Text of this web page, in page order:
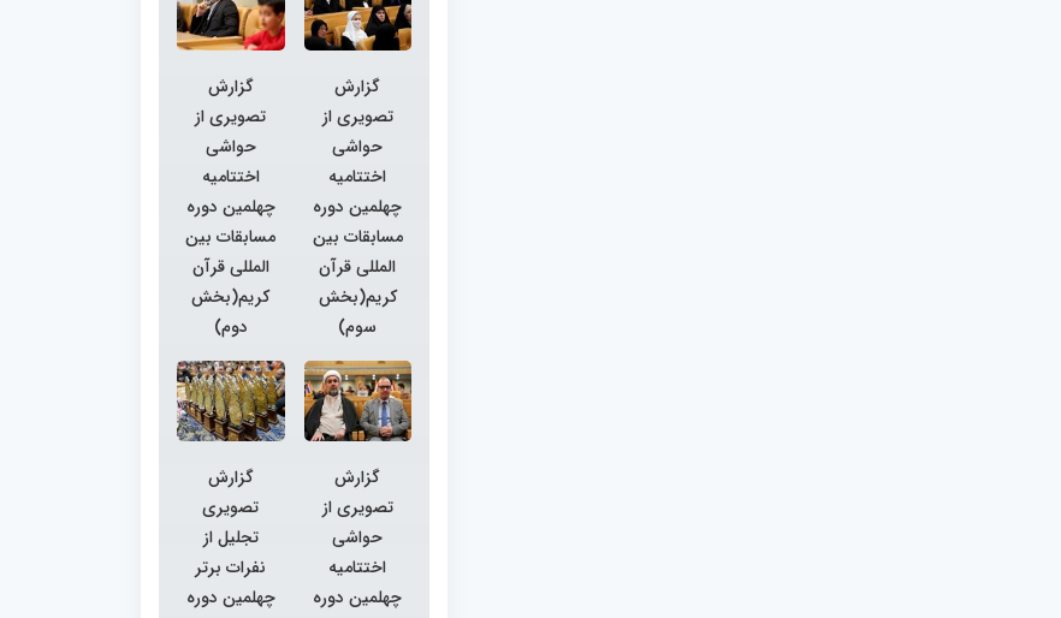
گزارش
تصویری از
حواشی
اختتامیه
چهلمین دوره
مسابقات بین
المللی قرآن
کریم(بخش
سوم)
گزارش
تصویری از
حواشی
اختتامیه
چهلمین دوره
مسابقات بین
المللی قرآن
کریم(بخش
دوم)
گزارش
تصویری از
حواشی
اختتامیه
چهلمین دوره
گزارش
تصویری
تجلیل از
نفرات برتر
چهلمین دوره